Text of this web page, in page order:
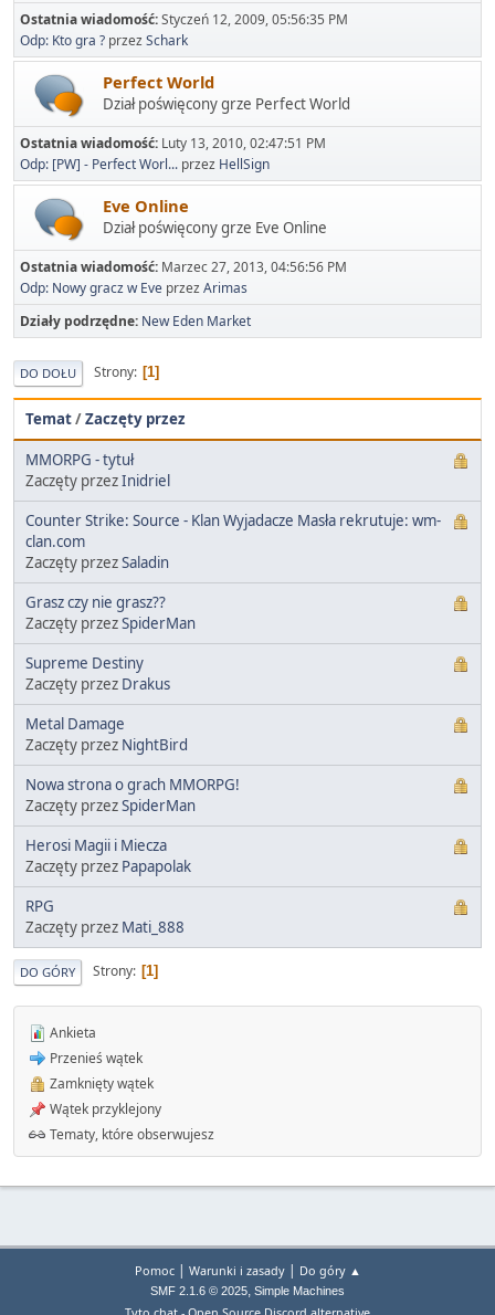
Ostatnia wiadomość:Styczeń 12, 2009, 05:56:35 PM
Odp: Kto gra ? przezSchark
Perfect World
Dział poświęcony grze Perfect World
Ostatnia wiadomość: Luty 13, 2010, 02:47:51 PM
Odp: [PW] - Perfect Worl... przez HellSign
Eve Online
Dział poświęcony grze Eve Online
Ostatnia wiadomość: Marzec 27, 2013, 04:56:56 PM
Odp: Nowy gracz w Eve przezArimas
Działy podrzędne New Eden Market
DO DOŁU Strony 1
Temat/Zaczęty przez
MMORPG - tytuł
Zaczęty przezInidriel
Counter Strike: Source - Klan Wyjadacze Masła rekrutuje: wm-
clan.com
Zaczęty przezSaladin
Grasz czy nie grasz??
Zaczęty przezSpiderMan
Supreme Destiny
Zaczęty przez Drakus
Metal Damage
Zaczęty przez NightBird
Nowa strona o grach MMORPG!
Zaczęty przezSpiderMan
Herosi Magii i Miecza
Zaczęty przez Papapolak
RPG
Zaczęty przez Mati_888
DO GÓRY Strony 1
Ankieta
Przenieś wątek
Zamknięty wątek
Wątek przyklejony
Tematy, które obserwujesz
Pomoc| Warunki i zasady| Do góry ▲
SMF 2.1.6 © 2025, Simple Machines